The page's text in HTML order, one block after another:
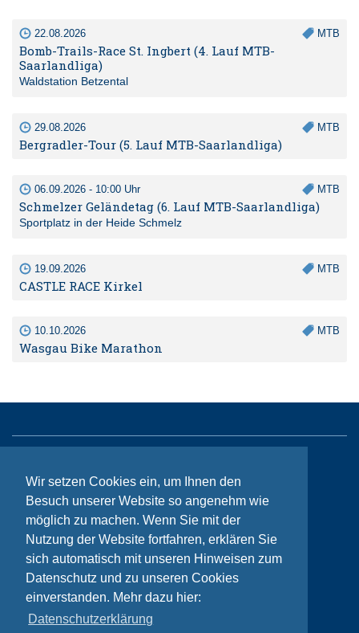
Wir setzen Cookies ein, um Ihnen den
Besuch unserer Website so angenehm wie
möglich zu machen. Wenn Sie mit der
Nutzung der Website fortfahren, erklären Sie
sich automatisch mit unseren Hinweisen zum
Datenschutz und zu unseren Cookies
einverstanden. Mehr dazu hier:
Datenschutzerklärung
22.08.2026 MTB
Bomb-Trails-Race St. Ingbert (4. Lauf MTB-
Saarlandliga)
Waldstation Betzental
29.08.2026 MTB
Bergradler-Tour (5. Lauf MTB-Saarlandliga)
06.09.2026 - 10:00 Uhr MTB
Schmelzer Geländetag (6. Lauf MTB-Saarlandliga)
Sportplatz in der Heide Schmelz
19.09.2026 MTB
CASTLE RACE Kirkel
10.10.2026 MTB
Wasgau Bike Marathon
Kontakt
Impressum
Datenschutzhinweise